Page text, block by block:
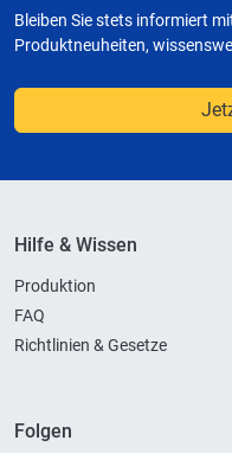
Bleiben Sie stets informiert
Produktneuheiten,
Hilfe & Wissen
Produktion
FAQ
Richtlinien & Gesetze
Folgen